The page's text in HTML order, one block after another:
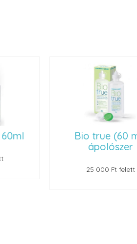
Bio true (60 ml)
ápolószer
25 000 Ft felett